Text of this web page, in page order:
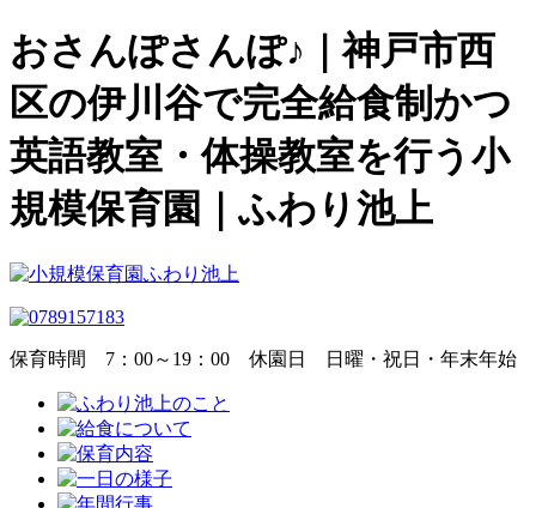
おさんぽさんぽ♪｜神戸市西
区の伊川谷で完全給食制かつ
英語教室・体操教室を行う小
規模保育園｜ふわり池上
保育時間 7：00～19：00 休園日 日曜・祝日・年末年始